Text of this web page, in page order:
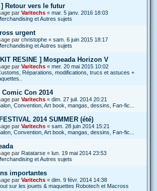
Retour vers le futur
par Varitechs « mar. 5 janv. 2016 18:03
et Autres sujets
urgent
par christophe « sam. 6 juin 2015 18:17
et Autres sujets
RESINE ] Mospeada Horizon V
par Varitechs « mer. 20 mai 2015 10:02
Réparations, modifications, trucs et astuces +
Con 2014
par Varitechs « dim. 27 juil. 2014 20:21
Convention, Art book, mangas, dessins, Fan-fic...
2014 SUMMER (été)
par Varitechs « sam. 28 juin 2014 15:21
Convention, Art book, mangas, dessins, Fan-fic...
par Ratatarse « lun. 19 mai 2014 23:53
et Autres sujets
importantes
par Varitechs « dim. 9 févr. 2014 14:38
sur les jouets & maquettes Robotech et Macross